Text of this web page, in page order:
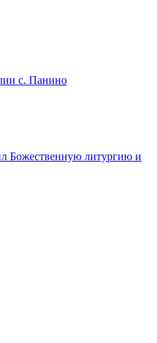
с. Панино
Божественную литургию и